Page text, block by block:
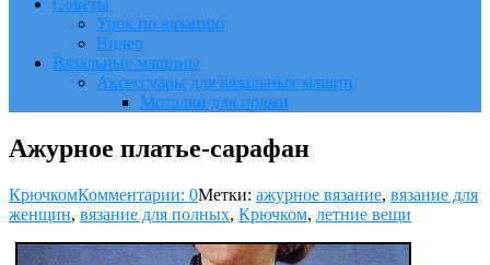
Советы
Урок по вязанию
Видео
Вязальные машины
Аксессуары для вязальных машин
Моталки для пряжи
Ажурное платье-сарафан
КрючкомКомментарии: 0Метки: ажурное вязание, вязание для
женщин, вязание для полных, Крючком, летние вещи